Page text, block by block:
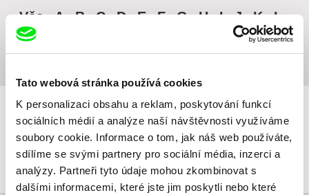
Tato webová stránka používá cookies
K personalizaci obsahu a reklam, poskytování funkcí
sociálních médií a analýze naší návštěvnosti využíváme
soubory cookie. Informace o tom, jak náš web používáte,
sdílíme se svými partnery pro sociální média, inzerci a
analýzy. Partneři tyto údaje mohou zkombinovat s
dalšími informacemi, které jste jim poskytli nebo které
Vše A B C D E F G H I J K
L
M
W X
Y
Z
#
Pro vybraná kritéria nebyl v katalogu nalezen žádný film.